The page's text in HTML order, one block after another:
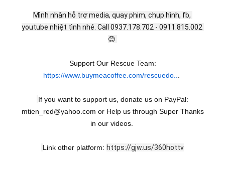
Mình nhận hỗ trợ media, quay phim, chụp hình, fb,
youtube nhiệt tình nhé. Call 0937.178.702 - 0911.815.002
😊
Support Our Rescue Team:
https://www.buymeacoffee.com/rescuedo...
If you want to support us, donate us on PayPal:
mtien_red@yahoo.com or Help us through Super Thanks
in our videos.
Link other platform: https://gjw.us/360hottv